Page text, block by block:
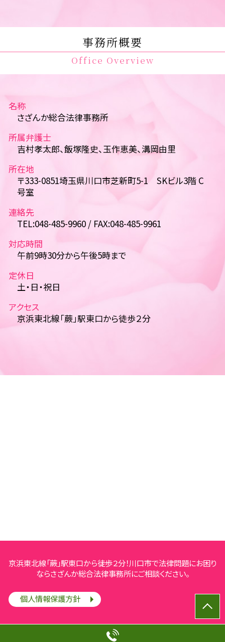
事務所概要
Office Overview
名称
さざんか総合法律事務所
所属弁護士
吉村孝太郎、飯塚隆史、玉作恵美、溝岡由里
所在地
〒333-0851埼玉県川口市芝新町5-1 SKビル3階 C
号室
連絡先
TEL:048-485-9960 / FAX:048-485-9961
対応時間
午前9時30分から午後5時まで
定休日
土・日・祝日
アクセス
京浜東北線「蕨」駅東口から徒歩２分
京浜東北線「蕨」駅東口から徒歩２分！川口市で法律問題にお困り
ならさざんか総合法律事務所にご相談ください。
個人情報保護方針